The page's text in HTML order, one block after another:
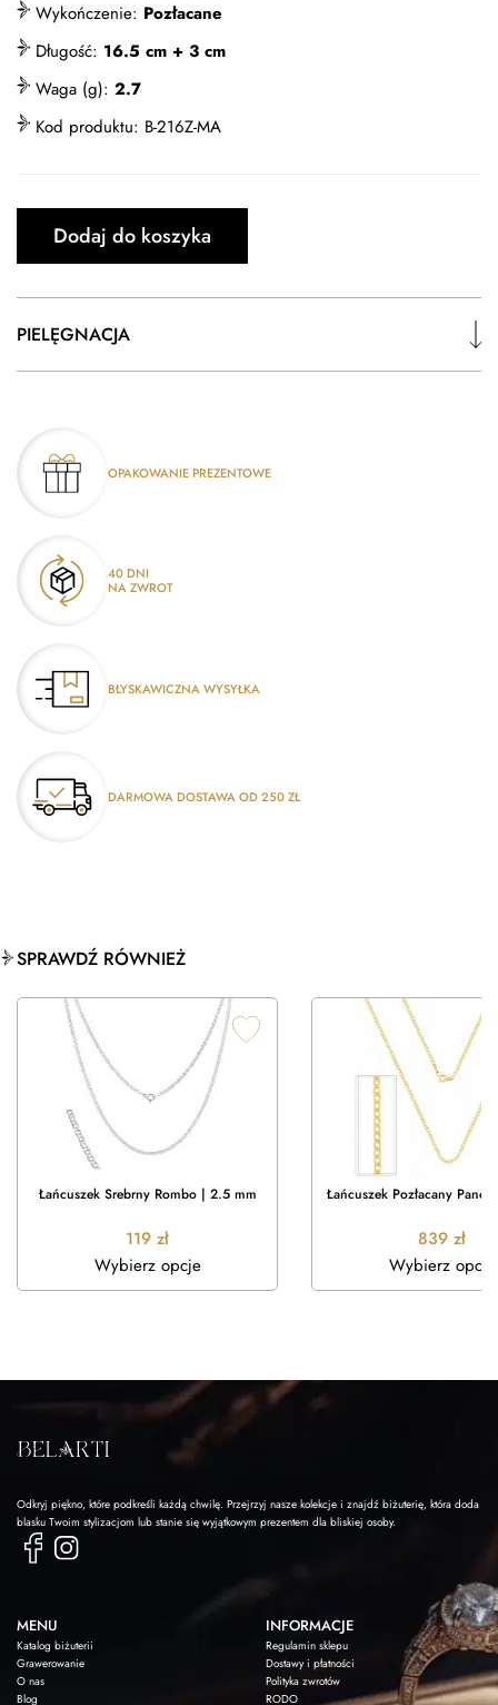
Wykończenie: Pozłacane
Długość: 16.5 cm + 3 cm
Waga (g): 2.7
Kod produktu: B-216Z-MA
Dodaj do koszyka
PIELĘGNACJA
OPAKOWANIE PREZENTOWE
40 DNI
NA ZWROT
BŁYSKAWICZNA WYSYŁKA
DARMOWA DOSTAWA OD 250 ZŁ
SPRAWDŹ RÓWNIEŻ
Łańcuszek Srebrny Rombo | 2.5 mm
119 zł
Wybierz opcje
Łańcuszek Pozłacany
839 zł
Wybierz opcje
Odkryj piękno, które podkreśli każdą chwilę. Przejrzyj nasze kolekcje i znajdź biżuterię, która doda
blasku Twoim stylizacjom lub stanie się wyjątkowym prezentem dla bliskiej osoby.
MENU
Katalog biżuterii
Grawerowanie
O nas
Blog
INFORMACJE
Regulamin sklepu
Dostawy i płatności
Polityka zwrotów
RODO